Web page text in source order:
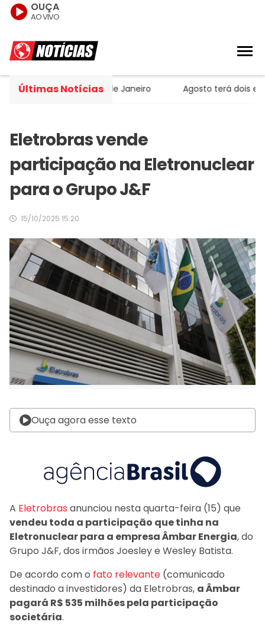
OUÇA
AO VIVO
Últimas Notícias
no Rio de Janeiro Agosto terá dois
Eletrobras vende
participação na Eletronuclear
para o Grupo J&F
15/10/2025 15:20
Ouça agora esse texto
A Eletrobras anunciou nesta quarta-feira (15) que
vendeu toda a participação que tinha na
Eletronuclear para a empresa Âmbar Energia, do
Grupo J&F, dos irmãos Joesley e Wesley Batista.
De acordo com o fato relevante (comunicado
destinado a investidores) da Eletrobras, a Âmbar
pagará R$ 535 milhões pela participação
societária.